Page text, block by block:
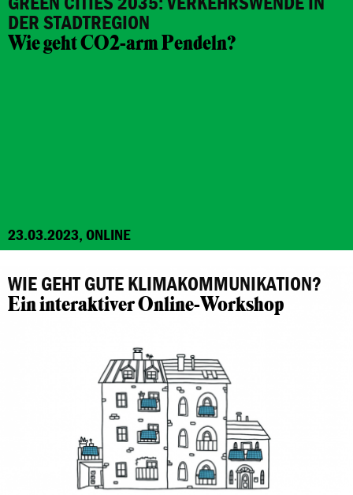
DER STADTREGION
Wie geht CO2-arm Pendeln?
23.03.2023, ONLINE
WIE GEHT GUTE KLIMAKOMMUNIKATION?
Ein interaktiver Online-Workshop